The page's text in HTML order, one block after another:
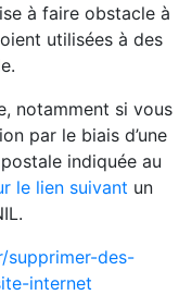
à faire obstacle à
utilisées à des
notamment si vous
par le biais d’une
indiquée au
le lien suivant un
supprimer-des-
internet